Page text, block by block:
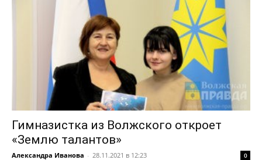
Гимназистка из Волжского откроет
«Землю талантов»
Александра Иванова - 28.11.2021 в 12:23 0